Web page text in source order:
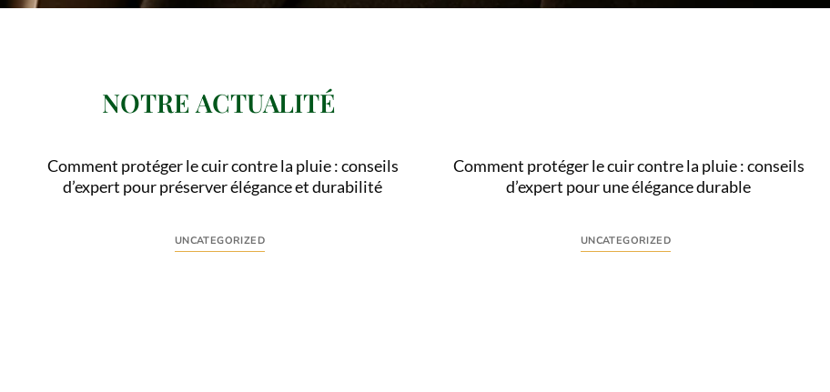
NOTRE ACTUALITÉ
Comment protéger le cuir contre la pluie : conseils
d’expert pour préserver élégance et durabilité
UNCATEGORIZED
Comment protéger le cuir contre la pluie : conseils
d’expert pour une élégance durable
UNCATEGORIZED